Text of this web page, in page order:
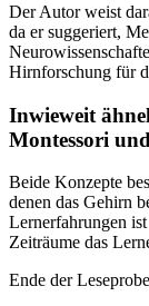
Der Autor weist
da er suggeriert,
Hirnforschung für
Inwieweit
Montessori
Beide Konzepte
denen das Gehirn
Lernerfahrungen
Zeiträume das
Ende der